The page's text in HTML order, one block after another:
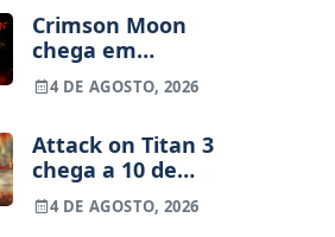
Crimson Moon
chega em
setembro para
consolas e PC
4 DE AGOSTO, 2026
Attack on Titan 3
chega a 10 de
dezembro para
consolas e PC
4 DE AGOSTO, 2026